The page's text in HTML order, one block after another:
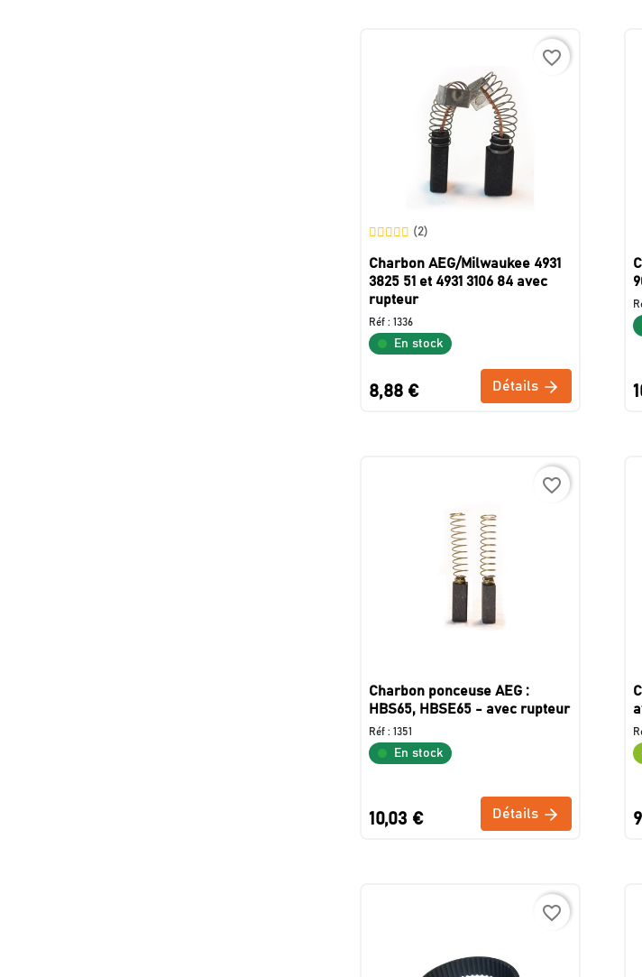
favorite_border
(2)
Charbon AEG/Milwaukee 4931
3825 51 et 4931 3106 84 avec
rupteur
Réf : 1336
En stock
8,88 € Détails
favorite_border
Charbon ponceuse AEG :
HBS65, HBSE65 - avec rupteur
Réf : 1351
En stock
10,03 € Détails
favorite_border